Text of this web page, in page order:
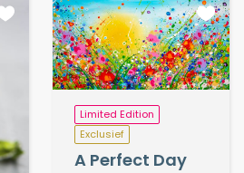
Limited Edition
Exclusief
A Perfect Day